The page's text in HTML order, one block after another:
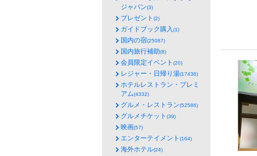
ジャパン(3)
プレゼント (2)
ガイドブック購入(1)
国内の宿(25087)
国内旅行補助(8)
会員限定イベント (20)
レジャー・日帰り湯(17436)
ホテルレストラン・プレミ
アム(4332)
グルメ・レストラン(52586)
グルメチケット (39)
映画(57)
エンターテイメント (164)
海外ホテル(24)